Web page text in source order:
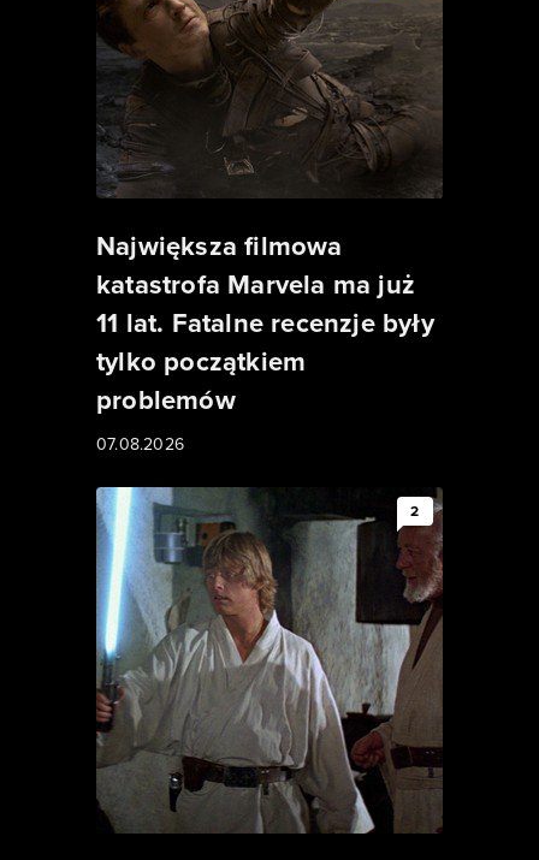
Największa filmowa
katastrofa Marvela ma już
11 lat. Fatalne recenzje były
tylko początkiem
problemów
07.08.2026
2